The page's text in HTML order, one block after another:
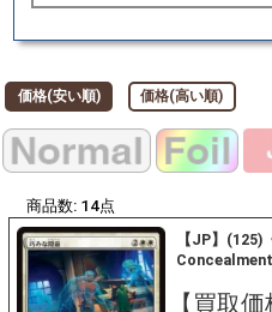
価格(安い順) 価格(高い順)
商品数: 14点
【JP】
【買取価